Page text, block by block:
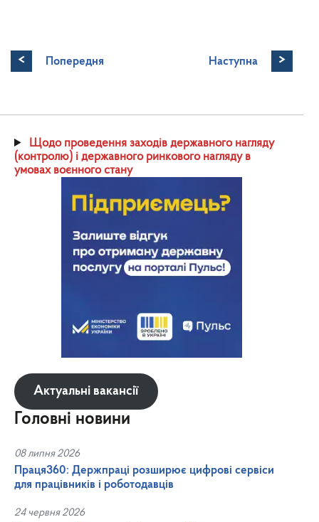
< Попередня Наступна >
Щодо проведення заходів державного нагляду
(контролю) і державного ринкового нагляду в
умовах воєнного стану
Актуальні вакансії
Головні новини
08 липня 2026
Праця360: Держпраці розширює цифрові сервіси
для працівників і роботодавців
24 червня 2026